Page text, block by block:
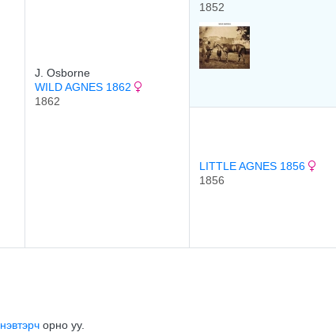
J. Osborne
WILD AGNES 1862
1862
1852
LITTLE AGNES 1856
1856
нэвтэрч орно уу.